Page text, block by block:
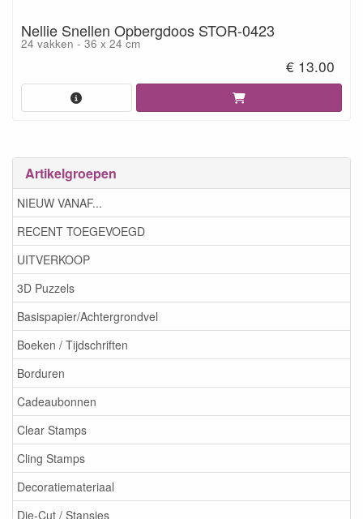
Artikelgroepen
NIEUW VANAF...
RECENT TOEGEVOEGD
UITVERKOOP
3D Puzzels
Basispapier/Achtergrondvel
Boeken / Tijdschriften
Borduren
Cadeaubonnen
Clear Stamps
Cling Stamps
Decoratiemateriaal
Die-Cut / Stansjes
Nellie Snellen Opbergdoos STOR-0423
24 vakken - 36 x 24 cm
€ 13.00